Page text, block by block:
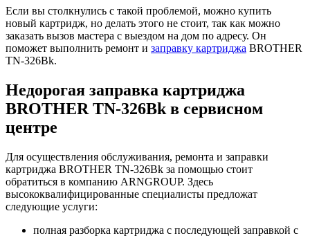
Если вы столкнулись с такой проблемой, можно купить
новый картридж, но делать этого не стоит, так как можно
заказать вызов мастера с выездом на дом по адресу. Он
поможет выполнить ремонт и заправку картриджа BROTHER
TN-326Bk.
Недорогая заправка картриджа
BROTHER TN-326Bk в сервисном
центре
Для осуществления обслуживания, ремонта и заправки
картриджа BROTHER TN-326Bk за помощью стоит
обратиться в компанию ARNGROUP. Здесь
высококвалифицированные специалисты предложат
следующие услуги:
полная разборка картриджа с последующей заправкой с